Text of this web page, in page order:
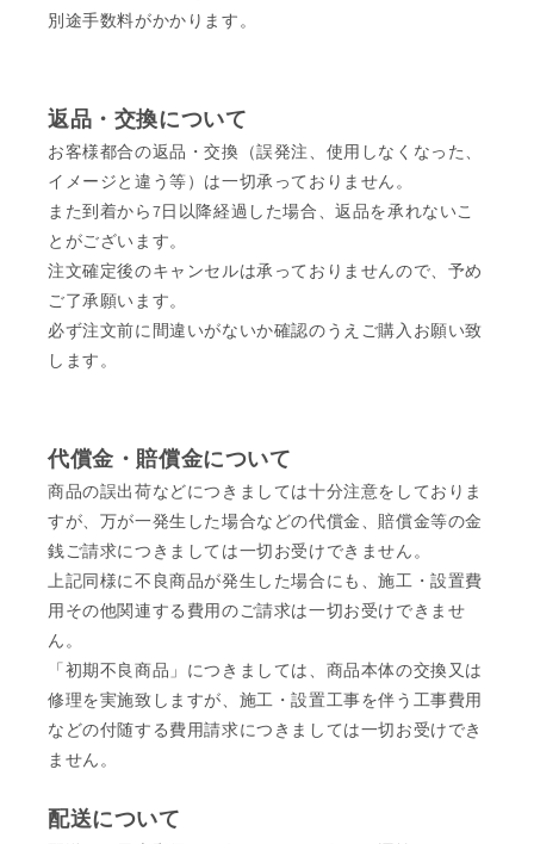
別途手数料がかかります。
返品・交換について
お客様都合の返品・交換（誤発注、使用しなくなった、
イメージと違う等）は一切承っておりません。
また到着から7日以降経過した場合、返品を承れないこ
とがございます。
注文確定後のキャンセルは承っておりませんので、予め
ご了承願います。
必ず注文前に間違いがないか確認のうえご購入お願い致
します。
代償金・賠償金について
商品の誤出荷などにつきましては十分注意をしておりま
すが、万が一発生した場合などの代償金、賠償金等の金
銭ご請求につきましては一切お受けできません。
上記同様に不良商品が発生した場合にも、施工・設置費
用その他関連する費用のご請求は一切お受けできませ
ん。
「初期不良商品」につきましては、商品本体の交換又は
修理を実施致しますが、施工・設置工事を伴う工事費用
などの付随する費用請求につきましては一切お受けでき
ません。
配送について